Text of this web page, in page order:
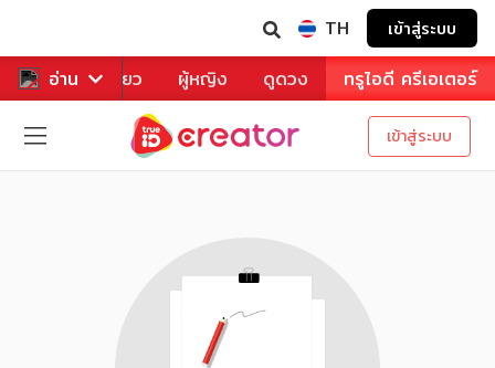
TH เข้าสู่ระบบ
อ่าน
หาร ท่องเที่ยว ผู้หญิง ดูดวง ทรูไอดี ครีเอเตอร์
เข้าสู่ระบบ